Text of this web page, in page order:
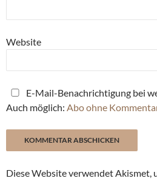
Website
E-Mail-Benachrichtigung bei
Auch möglich: Abo ohne
Diese Website verwendet Akismet,